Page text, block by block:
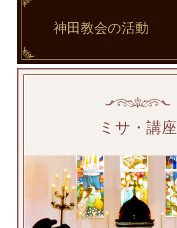
神田教会の活動
ミサ・講座